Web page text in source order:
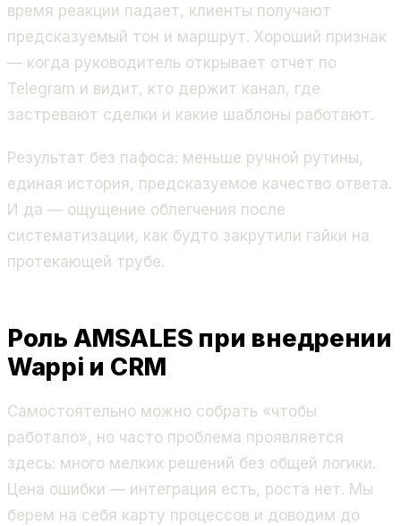
время реакции падает, клиенты получают
предсказуемый тон и маршрут. Хороший признак
— когда руководитель открывает отчет по
Telegram и видит, кто держит канал, где
застревают сделки и какие шаблоны работают.
Результат без пафоса: меньше ручной рутины,
единая история, предсказуемое качество ответа.
И да — ощущение облегчения после
систематизации, как будто закрутили гайки на
протекающей трубе.
Роль AMSALES при внедрении
Wappi и CRM
Самостоятельно можно собрать «чтобы
работало», но часто проблема проявляется
здесь: много мелких решений без общей логики.
Цена ошибки — интеграция есть, роста нет. Мы
берем на себя карту процессов и доводим до